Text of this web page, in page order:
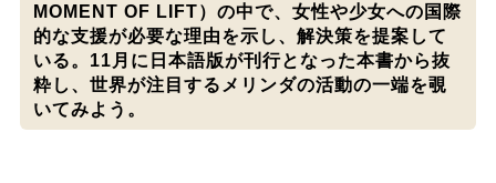
MOMENT OF LIFT）の中で、女性や少女への国際
的な支援が必要な理由を示し、解決策を提案して
いる。11月に日本語版が刊行となった本書から抜
粋し、世界が注目するメリンダの活動の一端を覗
いてみよう。